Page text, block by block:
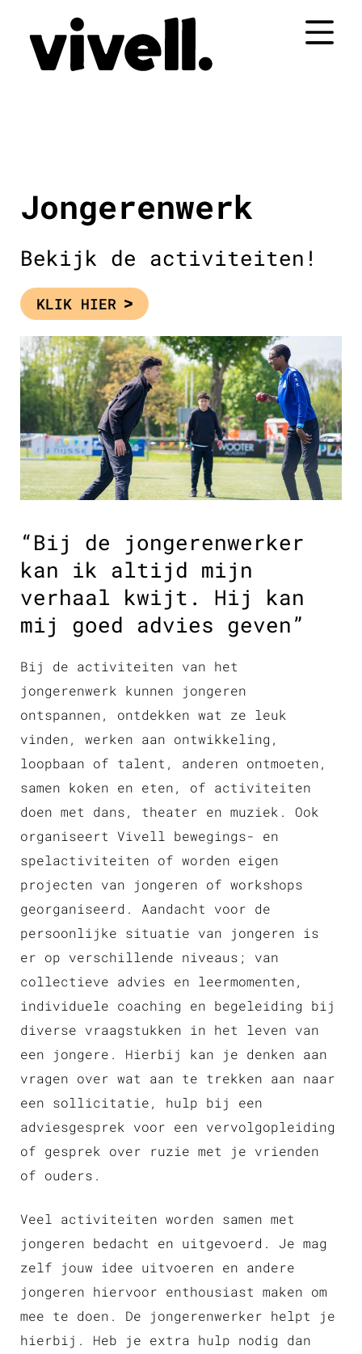
inhoud
springen
Jongerenwerk
Bekijk de activiteiten!
KLIK HIER
“Bij de jongerenwerker
kan ik altijd mijn
verhaal kwijt. Hij kan
mij goed advies geven”
Bij de activiteiten van het
jongerenwerk kunnen jongeren
ontspannen, ontdekken wat ze leuk
vinden, werken aan ontwikkeling,
loopbaan of talent, anderen ontmoeten,
samen koken en eten, of activiteiten
doen met dans, theater en muziek. Ook
organiseert Vivell bewegings- en
spelactiviteiten of worden eigen
projecten van jongeren of workshops
georganiseerd. Aandacht voor de
persoonlijke situatie van jongeren is
er op verschillende niveaus; van
collectieve advies en leermomenten,
individuele coaching en begeleiding bij
diverse vraagstukken in het leven van
een jongere. Hierbij kan je denken aan
vragen over wat aan te trekken aan naar
een sollicitatie, hulp bij een
adviesgesprek voor een vervolgopleiding
of gesprek over ruzie met je vrienden
of ouders.
Veel activiteiten worden samen met
jongeren bedacht en uitgevoerd. Je mag
zelf jouw idee uitvoeren en andere
jongeren hiervoor enthousiast maken om
mee te doen. De jongerenwerker helpt je
hierbij. Heb je extra hulp nodig dan